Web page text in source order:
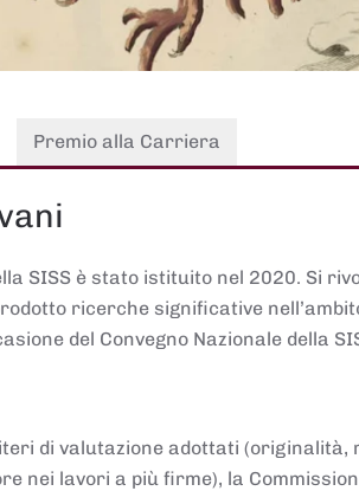
Premio alla Carriera
SISS è stato istituito nel 2020. Si
ricerche significative
del Convegno Nazionale della
di valutazione adottati
nei lavori a più firme), la